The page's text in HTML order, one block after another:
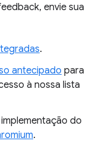
envie sua
.
antecipado para
à nossa lista
do
.